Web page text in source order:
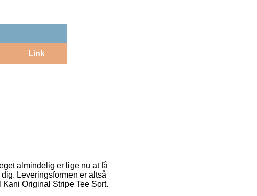
Link
almindelig er lige nu at få
Leveringsformen er altså
Original Stripe Tee Sort.